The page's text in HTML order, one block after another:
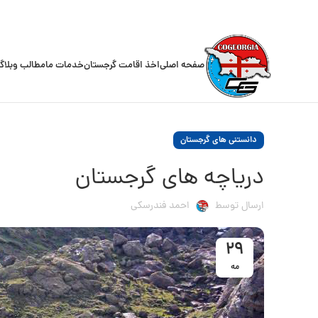
صفحه اصلیاخذ اقامت گرجستانخدمات مامطالب
دانستنی های گرجستان
دریاچه های گرجستان
ارسال توسط احمد فندرسکی
29
مه